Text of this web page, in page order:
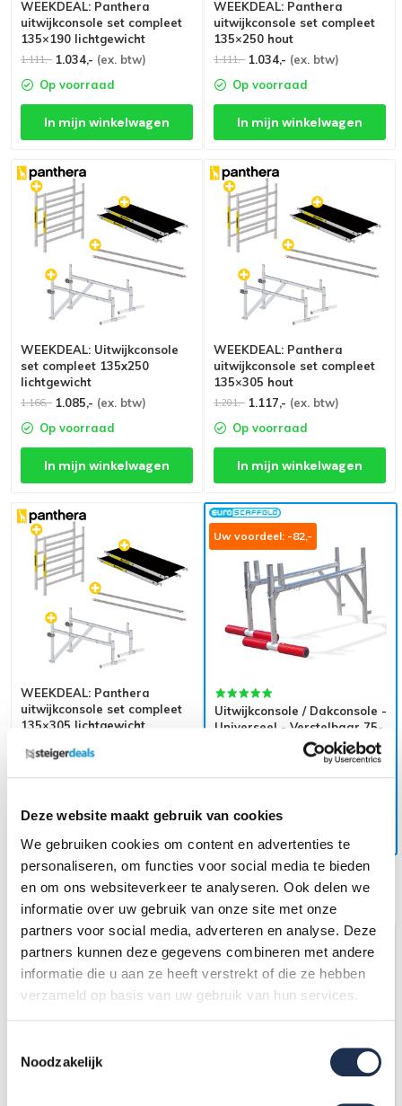
Deze website maakt gebruik van cookies
We gebruiken cookies om content en advertenties te
personaliseren, om functies voor social media te bieden
en om ons websiteverkeer te analyseren. Ook delen we
informatie over uw gebruik van onze site met onze
partners voor social media, adverteren en analyse. Deze
partners kunnen deze gegevens combineren met andere
informatie die u aan ze heeft verstrekt of die ze hebben
verzameld op basis van uw gebruik van hun services.
Noodzakelijk
WEEKDEAL: Panthera
uitwijkconsole set compleet
135×190 lichtgewicht
1.111,- 1.034,- (ex. btw)
Op voorraad
In mijn winkelwagen
WEEKDEAL: Panthera
uitwijkconsole set compleet
135×250 hout
1.111,- 1.034,- (ex. btw)
Op voorraad
In mijn winkelwagen
WEEKDEAL: Uitwijkconsole
set compleet 135x250
lichtgewicht
1.166,- 1.085,- (ex. btw)
Op voorraad
In mijn winkelwagen
WEEKDEAL: Panthera
uitwijkconsole set compleet
135×305 hout
1.201,- 1.117,- (ex. btw)
Op voorraad
In mijn winkelwagen
WEEKDEAL: Panthera
uitwijkconsole set compleet
135×305 lichtgewicht
1.189,-
In mijn winkelwagen
Uw voordeel: -82,-
Uitwijkconsole / Dakconsole -
Universeel - Verstelbaar 75-
Grootste assortiment vanNederland